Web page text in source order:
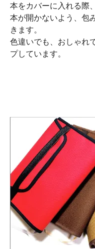
本をカバーに入れる際
本が開かないよう、包
きます。
色違いでも、おしゃれ
プしています。